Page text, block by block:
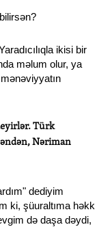
ikisi bir
məlum olur, ya
Türk
Nəriman
dediyim
ki, şüuraltıma həkk
də daşa dəydi,